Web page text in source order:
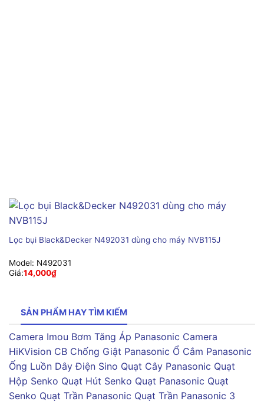
Lọc bụi Black&Decker N492031 dùng cho máy NVB115J
Model: N492031
Giá:14,000₫
SẢN PHẨM HAY TÌM KIẾM
Camera Imou Bơm Tăng Áp Panasonic Camera
HiKVision CB Chống Giật Panasonic Ổ Cắm Panasonic
Ống Luồn Dây Điện Sino Quạt Cây Panasonic Quạt
Hộp Senko Quạt Hút Senko Quạt Panasonic Quạt
Senko Quạt Trần Panasonic Quạt Trần Panasonic 3